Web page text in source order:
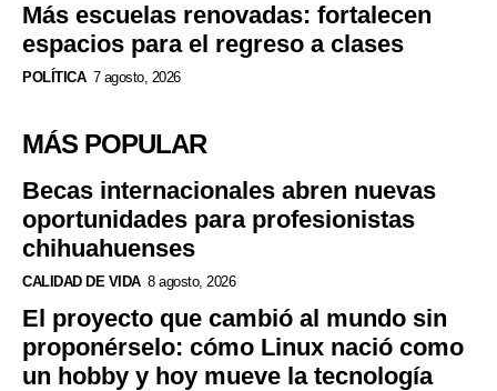
Más escuelas renovadas: fortalecen
espacios para el regreso a clases
POLÍTICA 7 agosto, 2026
MÁS POPULAR
Becas internacionales abren nuevas
oportunidades para profesionistas
chihuahuenses
CALIDAD DE VIDA 8 agosto, 2026
El proyecto que cambió al mundo sin
proponérselo: cómo Linux nació como
un hobby y hoy mueve la tecnología